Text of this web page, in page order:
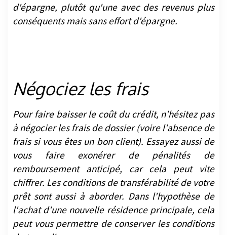
d'épargne, plutôt qu'une avec des revenus plus
conséquents mais sans effort d'épargne.
Négociez les frais
Pour faire baisser le coût du crédit, n'hésitez pas
à négocier les frais de dossier (voire l'absence de
frais si vous êtes un bon client). Essayez aussi de
vous faire exonérer de pénalités de
remboursement anticipé, car cela peut vite
chiffrer. Les conditions de transférabilité de votre
prêt sont aussi à aborder. Dans l'hypothèse de
l'achat d'une nouvelle résidence principale, cela
peut vous permettre de conserver les conditions